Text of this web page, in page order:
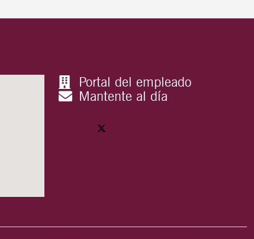
Portal del empleado
Mantente al día